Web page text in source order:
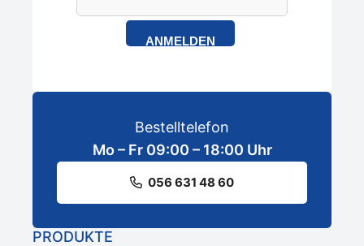
ANMELDEN
Bestelltelefon
Mo – Fr 09:00 – 18:00 Uhr
056 631 48 60
PRODUKTE